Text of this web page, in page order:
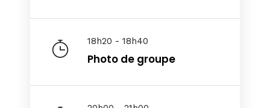
18h20 - 18h40
Photo de groupe